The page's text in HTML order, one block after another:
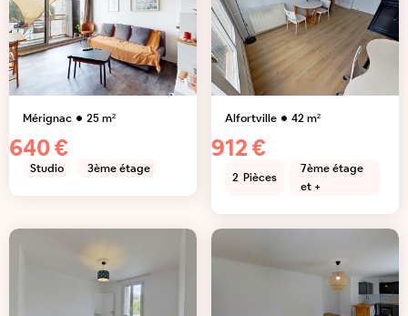
Mérignac 25m²
640 €
Studio 3ème étage
Alfortville 42m²
912 €
2 Pièces
7ème étage
et +